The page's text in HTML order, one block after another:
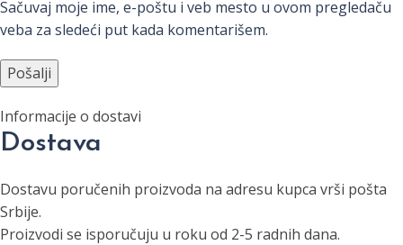
Sačuvaj moje ime, e-poštu i veb mesto u ovom pregledaču
veba za sledeći put kada komentarišem.
Alternative:
Informacije o dostavi
Dostava
Dostavu poručenih proizvoda na adresu kupca vrši pošta
Srbije.
Proizvodi se isporučuju u roku od 2-5 radnih dana.